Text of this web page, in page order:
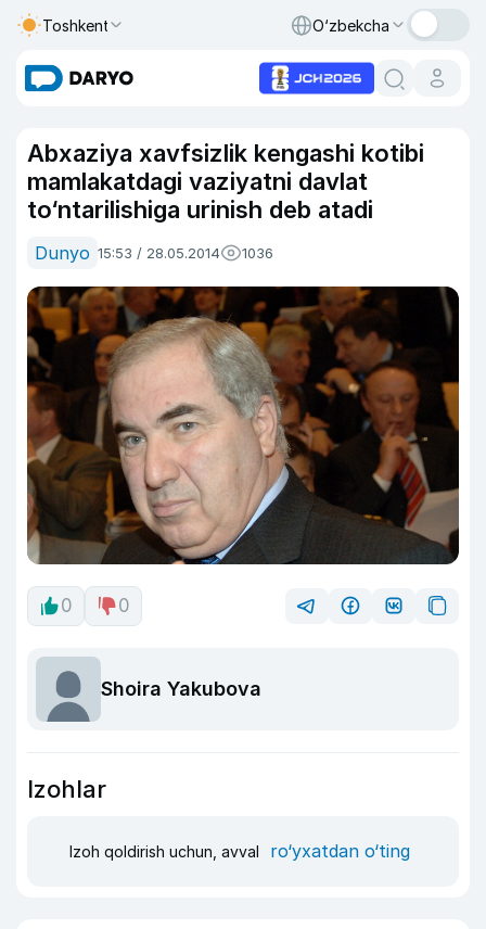
Toshkent O‘zbekcha
Abxaziya xavfsizlik kengashi kotibi
mamlakatdagi vaziyatni davlat
to‘ntarilishiga urinish deb atadi
Dunyo 15:53 / 28.05.2014 1036
0 0
Shoira Yakubova
Izohlar
Izoh qoldirish uchun, avval ro‘yxatdan o‘ting